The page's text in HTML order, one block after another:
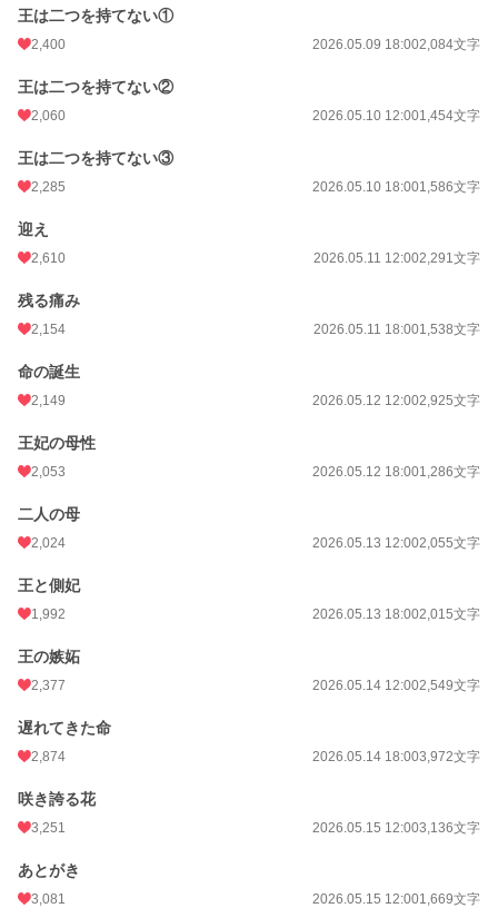
王は二つを持てない①
2,400 2026.05.09 18:002,084文字
王は二つを持てない②
2,060 2026.05.10 12:001,454文字
王は二つを持てない③
2,285 2026.05.10 18:001,586文字
迎え
2,610 2026.05.11 12:002,291文字
残る痛み
2,154 2026.05.11 18:001,538文字
命の誕生
2,149 2026.05.12 12:002,925文字
王妃の母性
2,053 2026.05.12 18:001,286文字
二人の母
2,024 2026.05.13 12:002,055文字
王と側妃
1,992 2026.05.13 18:002,015文字
王の嫉妬
2,377 2026.05.14 12:002,549文字
遅れてきた命
2,874 2026.05.14 18:003,972文字
咲き誇る花
3,251 2026.05.15 12:003,136文字
あとがき
3,081 2026.05.15 12:001,669文字